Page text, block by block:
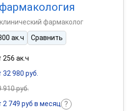
фармаколог
ак.ч Сравнить
256 ак.ч
32 980 руб.
910 руб.
2 749 руб в месяц